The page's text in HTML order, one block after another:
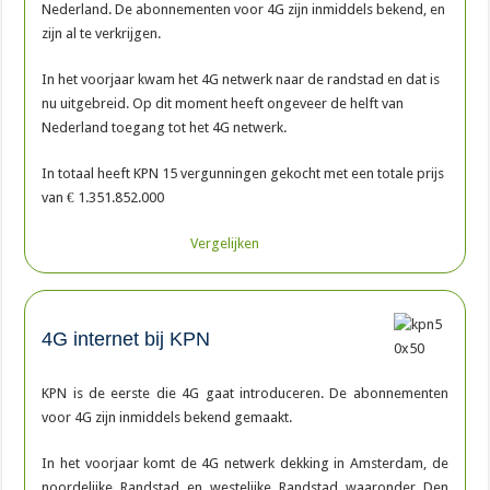
Nederland. De abonnementen voor 4G zijn inmiddels bekend, en
zijn al te verkrijgen.
In het voorjaar kwam het 4G netwerk naar de randstad en dat is
nu uitgebreid. Op dit moment heeft ongeveer de helft van
Nederland toegang tot het 4G netwerk.
In totaal heeft KPN 15 vergunningen gekocht met een totale prijs
van € 1.351.852.000
Vergelijken
4G internet bij KPN
KPN is de eerste die 4G gaat introduceren. De abonnementen
voor 4G zijn inmiddels bekend gemaakt.
In het voorjaar komt de 4G netwerk dekking in Amsterdam, de